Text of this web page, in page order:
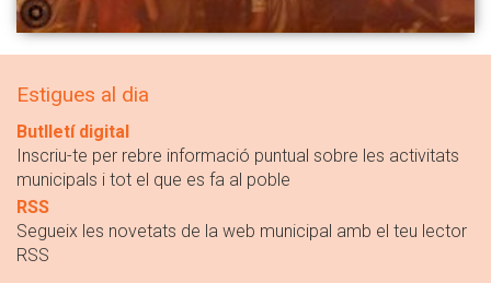
Estigues al dia
Butlletí digital
Inscriu-te per rebre informació puntual sobre les activitats
municipals i tot el que es fa al poble
RSS
Segueix les novetats de la web municipal amb el teu lector
RSS